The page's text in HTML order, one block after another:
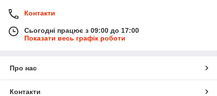
Контакти
Сьогодні працює з 09:00 до 17:00
Показати весь графік роботи
Про нас
Контакти